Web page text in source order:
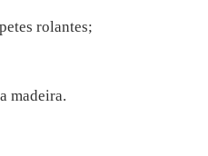
rolantes;
madeira.